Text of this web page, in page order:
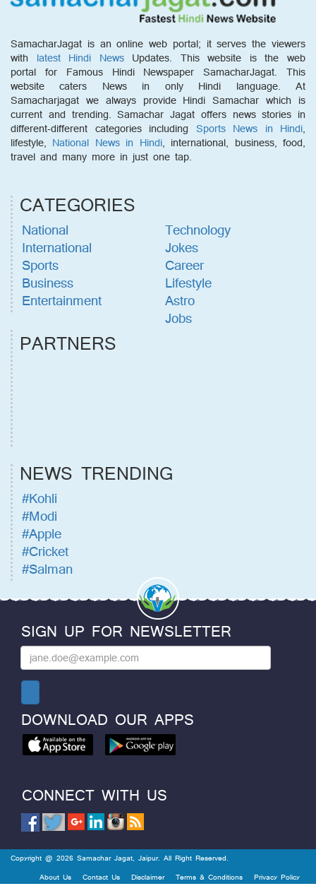
SamacharJagat is an online web portal; it serves the viewers
with latest Hindi NewsUpdates. This website is the web
portal for Famous Hindi Newspaper SamacharJagat. This
website caters News in only Hindi language. At
Samacharjagat we always provide Hindi Samachar which is
current and trending. Samachar Jagat offers news stories in
different-different categories including Sports News in Hindi,
lifestyle, National News in Hindi, international, business, food,
travel and many more in just one tap.
CATEGORIES
National
International
Sports
Business
Entertainment
Technology
Jokes
Career
Lifestyle
Astro
Jobs
PARTNERS
NEWS TRENDING
#Kohli
#Modi
#Apple
#Cricket
#Salman
SIGN UP FOR NEWSLETTER
DOWNLOAD OUR APPS
CONNECT WITH US
Copyright @ 2026 Samachar Jagat, Jaipur. All Right Reserved.
Privacy Policy
Terms & Conditions
Disclaimer
Contact Us
About Us